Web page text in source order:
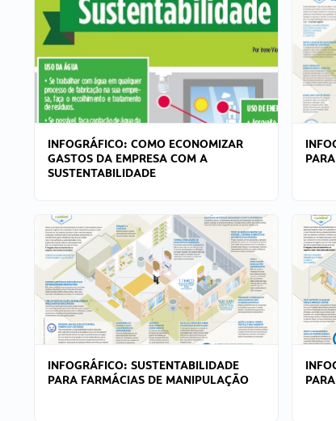
INFOGRÁFICO: COMO ECONOMIZAR
GASTOS DA EMPRESA COM A
SUSTENTABILIDADE
INFOGRÁFICO: SUSTENTABILIDADE
PARA FARMÁCIAS DE MANIPULAÇÃO